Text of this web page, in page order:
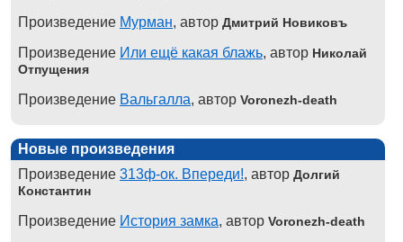
Произведение Мурман, автор Дмитрий Новиковъ
Произведение Или ещё какая блажь, автор Николай
Отпущения
Произведение Вальгалла, автор Voronezh-death
Новые произведения
Произведение 313ф-ок. Впереди!, автор Долгий
Константин
Произведение История замка, автор Voronezh-death